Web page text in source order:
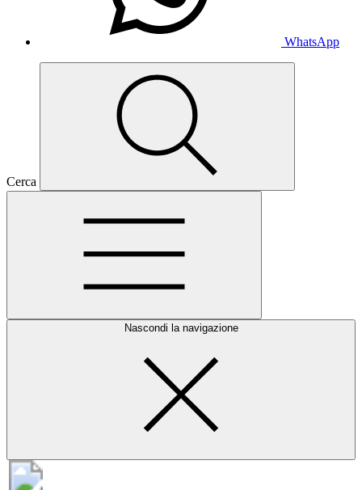
WhatsApp
Cerca
Nascondi la navigazione